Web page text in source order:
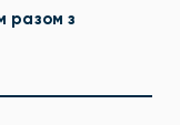
разом з